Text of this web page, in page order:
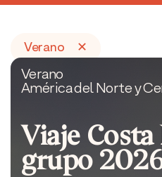
Verano ✕
Verano
América del Norte y
Viaje Costa
grupo